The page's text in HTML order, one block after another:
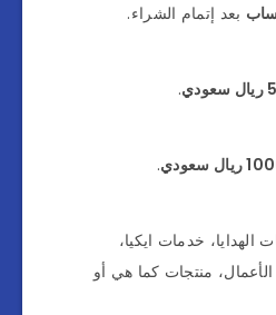
بعد إتمام الشراء.
.
سعودي .
خدمات ايكيا،
منتجات كما هي أو